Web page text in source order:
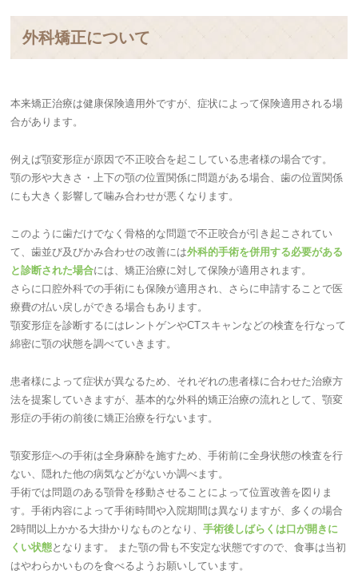
外科矯正について
本来矯正治療は健康保険適用外ですが、症状によって保険適用される場
合があります。
例えば顎変形症が原因で不正咬合を起こしている患者様の場合です。
顎の形や大きさ・上下の顎の位置関係に問題がある場合、歯の位置関係
にも大きく影響して噛み合わせが悪くなります。
このように歯だけでなく骨格的な問題で不正咬合が引き起こされてい
て、歯並び及びかみ合わせの改善には外科的手術を併用する必要がある
と診断された場合には、矯正治療に対して保険が適用されます。
さらに口腔外科での手術にも保険が適用され、さらに申請することで医
療費の払い戻しができる場合もあります。
顎変形症を診断するにはレントゲンやCTスキャンなどの検査を行なって
綿密に顎の状態を調べていきます。
患者様によって症状が異なるため、それぞれの患者様に合わせた治療方
法を提案していきますが、基本的な外科的矯正治療の流れとして、顎変
形症の手術の前後に矯正治療を行ないます。
顎変形症への手術は全身麻酔を施すため、手術前に全身状態の検査を行
ない、隠れた他の病気などがないか調べます。
手術では問題のある顎骨を移動させることによって位置改善を図りま
す。手術内容によって手術時間や入院期間は異なりますが、多くの場合
2時間以上かかる大掛かりなものとなり、手術後しばらくは口が開きに
くい状態となります。 また顎の骨も不安定な状態ですので、食事は当初
はやわらかいものを食べるようお願いしています。